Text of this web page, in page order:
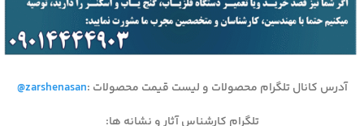
آدرس کانال تلگرام محصولات و لیست قیمت محصولات :
@zarshenasan
تلگرام کارشناس آثار و نشانه ها: